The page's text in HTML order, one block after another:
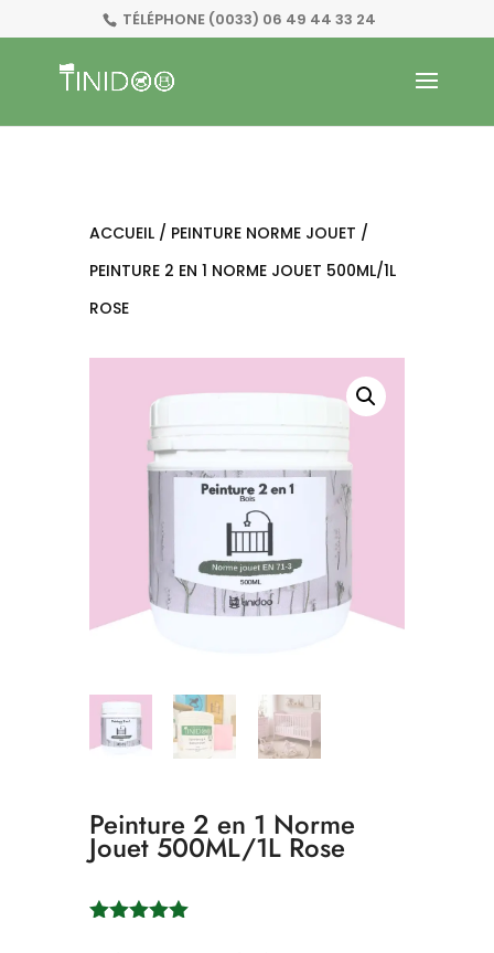
TÉLÉPHONE (0033) 06 49 44 33 24
ACCUEIL/ PEINTURE NORME JOUET /
PEINTURE 2 EN 1 NORME JOUET 500ML/1L
ROSE
Peinture 2 en 1 Norme
Jouet 500ML/1L Rose